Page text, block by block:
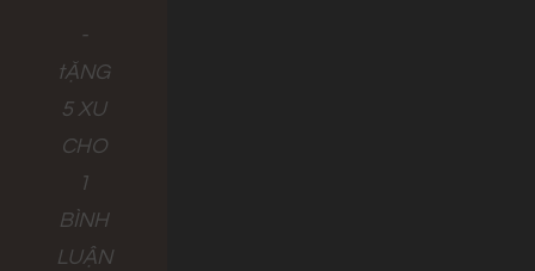
-
tẶNG
5 XU
CHO
1
BÌNH
LUẬN